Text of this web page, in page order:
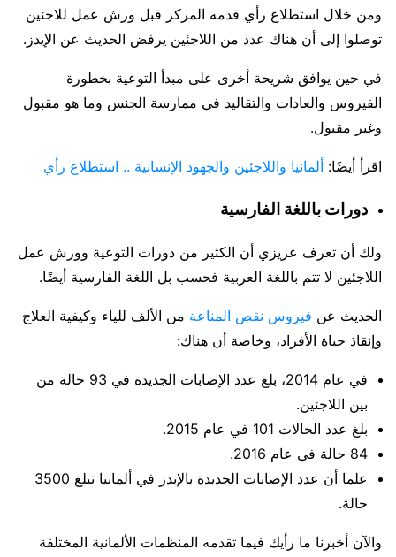
ومن خلال استطلاع رأي قدمه المركز قبل ورش عمل للاجئين
توصلوا إلى أن هناك عدد من اللاجئين يرفض الحديث عن الإيدز.
في حين يوافق شريحة أخرى على مبدأ التوعية بخطورة
الفيروس والعادات والتقاليد في ممارسة الجنس وما هو مقبول
وغير مقبول.
اقرأ أيضًا: ألمانيا واللاجئين والجهود الإنسانية .. استطلاع رأي
دورات باللغة الفارسية
ولك أن تعرف عزيزي أن الكثير من دورات التوعية وورش عمل
اللاجئين لا تتم باللغة العربية فحسب بل اللغة الفارسية أيضًا.
الحديث عن فيروس نقص المناعة من الألف للياء وكيفية العلاج
وإنقاذ حياة الأفراد، وخاصة أن هناك:
في عام 2014، بلغ عدد الإصابات الجديدة في 93 حالة من
بين اللاجئين.
بلغ عدد الحالات 101 في عام 2015.
84 حالة في عام 2016.
علما أن عدد الإصابات الجديدة بالإيدز في ألمانيا تبلغ 3500
حالة.
والآن أخبرنا ما رأيك فيما تقدمه المنظمات الألمانية المختلفة